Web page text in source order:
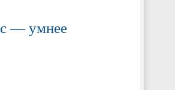
— умнее